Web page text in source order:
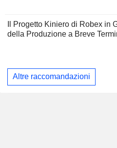
Il Progetto Kiniero di Robex in
della Produzione a Breve
Altre raccomandazioni